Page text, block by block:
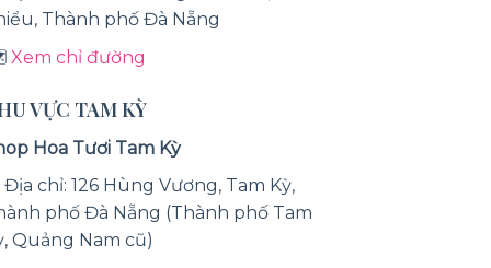
Thành phố Đà Nẵng
Xem chỉ đường
VỰC TAM KỲ
Hoa Tươi Tam Kỳ
Địa chỉ: 126 Hùng Vương, Tam Kỳ,
phố Đà Nẵng (Thành phố Tam
Quảng Nam cũ)